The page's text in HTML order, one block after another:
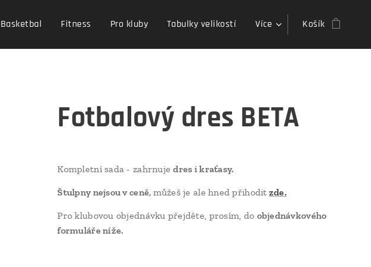
Basketbal Fitness Pro kluby Tabulky velikostí Více Košík
Fotbalový dres BETA
Kompletní sada - zahrnujedres i kraťasy.
Štulpny nejsou v ceně, můžeš je ale hned přihodit zde.
Pro klubovou objednávku přejděte, prosím, do objednávkového
formuláře níže.